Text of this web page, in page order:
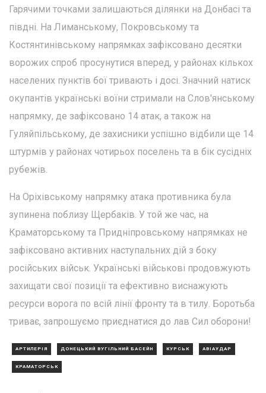
Гарячими точками залишаються ділянки на Донбасі та
півдні. На Лиманському, Покровському та
Костянтинівському напрямках зафіксовано десятки
ворожих спроб просунутися вперед, у районах кількох
населених пунктів бої тривають і досі. Значний натиск
окупантів українські воїни стримали на Слов'янському
напрямку, де зафіксовано 14 атак, а також на
Гуляйпільському, де захисники успішно відбили ще 14
штурмів у районах чотирьох поселень та в бік сусідніх
рубежів.
На Оріхівському напрямку атака противника була
зупинена поблизу Щербаків. У той же час, на
Краматорському та Придніпровському напрямках не
зафіксовано активних наступальних дій з боку
російських військ. Українські військові продовжують
захищати свої позиції та ефективно виснажують
ресурси ворога по всій лінії фронту та в тилу. Боротьба
триває, запрошуємо приєднатися до лав Сил оборони!
АРТИЛЕРІЯ ДОНЕЦЬКИЙ ВУГІЛЬНИЙ БАСЕЙН КУРСЬК АВІАУДАР
КРАМАТОРСЬК